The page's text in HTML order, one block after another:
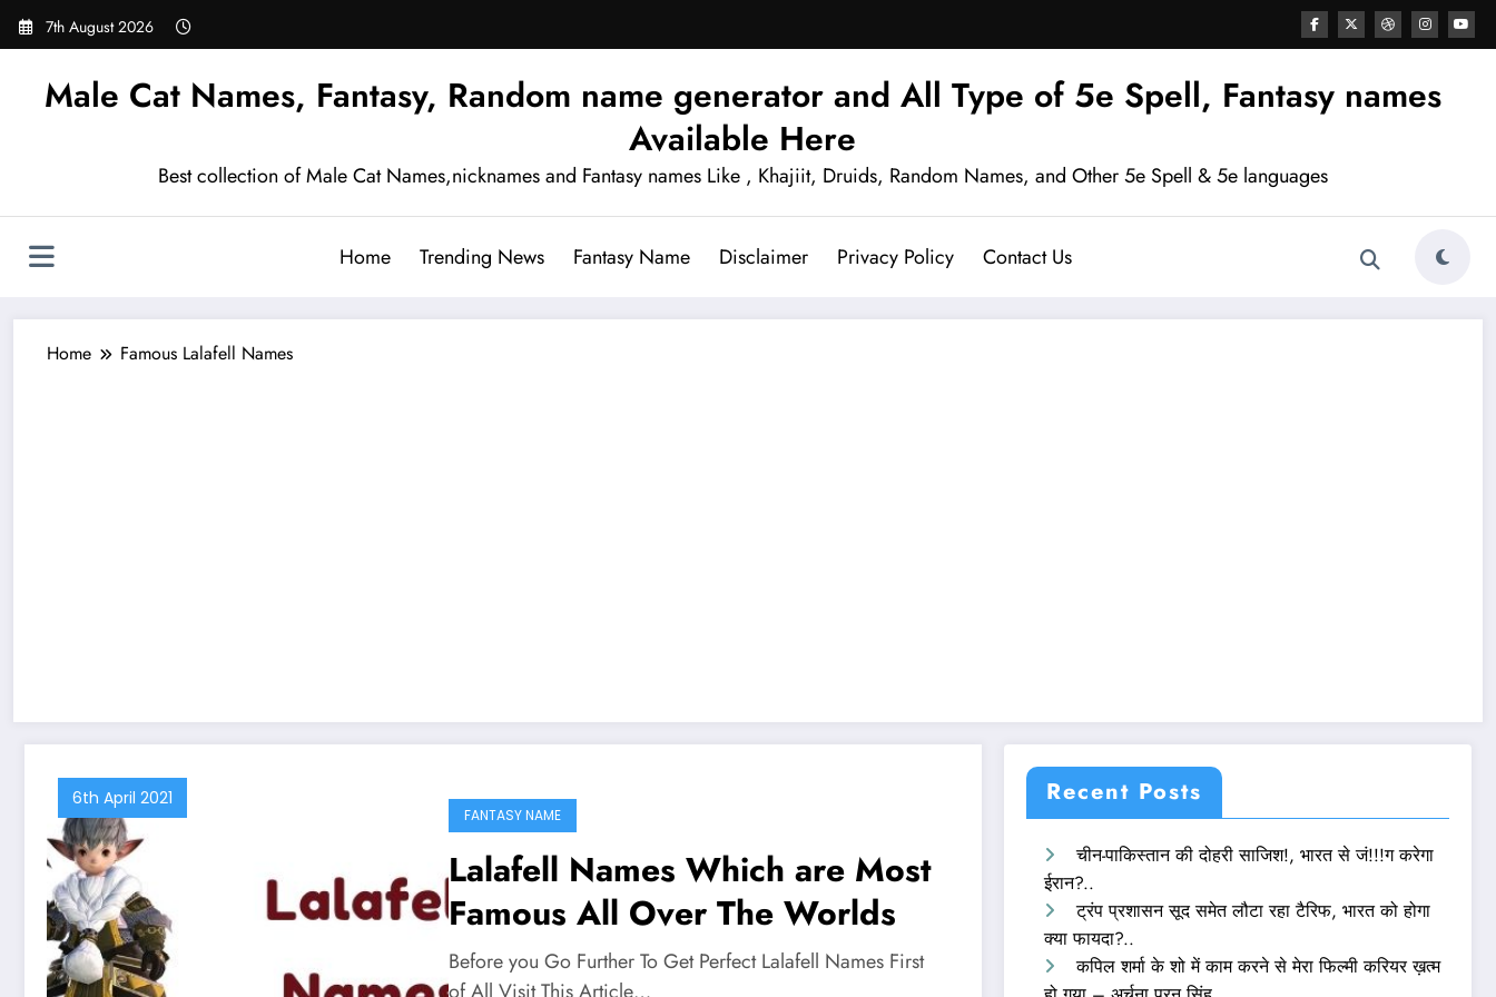
Skip
7th August 2026
Male Cat Names, Fantasy, Random name generator and All Type of 5e Spell, Fantasy names
Available Here
Best collection of Male Cat Names,nicknames and Fantasy names Like , Khajiit, Druids, Random Names, and Other 5e Spell & 5e languages
Home Trending News Fantasy Name Disclaimer Privacy Policy Contact Us
Home Famous Lalafell Names
6th April 2021
FANTASY NAME
Lalafell Names Which are Most
Famous All Over The Worlds
Before you Go Further To Get Perfect Lalafell Names First
Recent Posts
चीन-पाकिस्तान की दोहरी साजिश!, भारत से जं!!!ग करेगा
ईरान?..
ट्रंप प्रशासन सूद समेत लौटा रहा टैरिफ, भारत को होगा
क्या फायदा?..
कपिल शर्मा के शो में काम करने से मेरा फिल्मी करियर ख़त्म